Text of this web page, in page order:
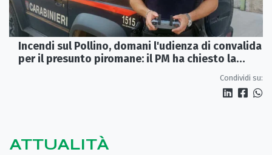
Incendi sul Pollino, domani l'udienza di convalida
per il presunto piromane: il PM ha chiesto la
Condividi su:
ATTUALITÀ